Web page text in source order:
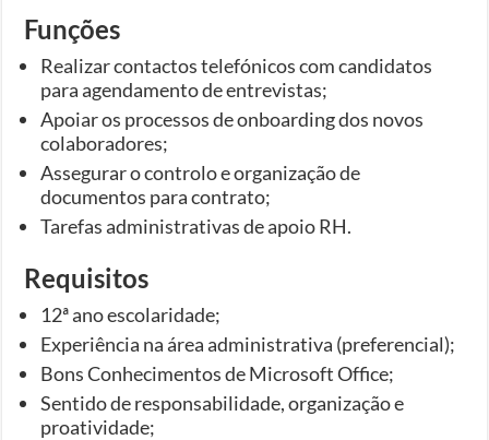
Funções
Realizar contactos telefónicos com candidatos
para agendamento de entrevistas;
Apoiar os processos de onboarding dos novos
colaboradores;
Assegurar o controlo e organização de
documentos para contrato;
Tarefas administrativas de apoio RH.
Requisitos
12ª ano escolaridade;
Experiência na área administrativa (preferencial);
Bons Conhecimentos de Microsoft Office;
Sentido de responsabilidade, organização e
proatividade;